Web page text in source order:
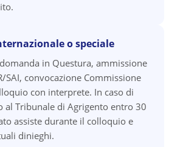
o speciale
in Questura, ammissione
SAI, convocazione Commissione
con interprete. In caso di
al Tribunale di Agrigento entro 30
assiste durante il colloquio e
dinieghi.